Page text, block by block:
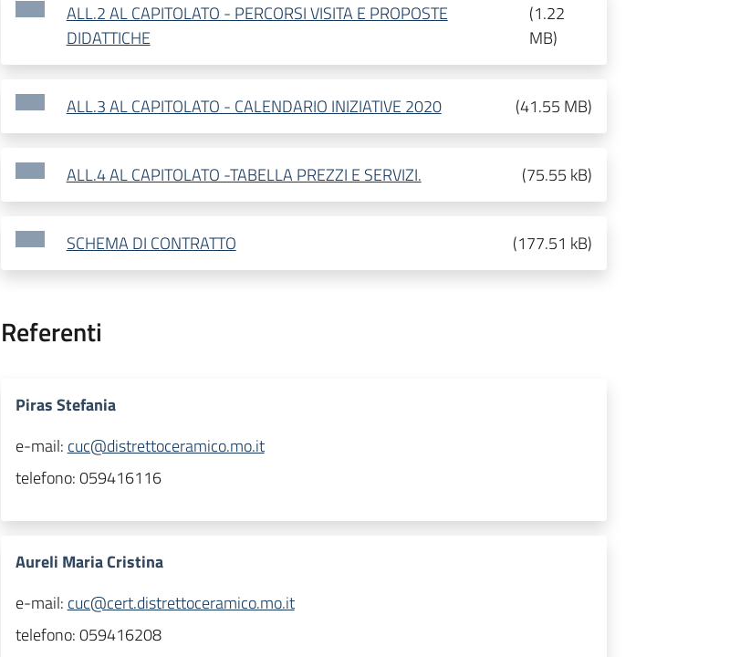
ALL.2 AL CAPITOLATO - PERCORSI VISITA E PROPOSTE
DIDATTICHE
(1.22
MB)
ALL.3 AL CAPITOLATO - CALENDARIO INIZIATIVE 2020 (41.55 MB)
ALL.4 AL CAPITOLATO -TABELLA PREZZI E SERVIZI. (75.55 kB)
SCHEMA DI CONTRATTO (177.51 kB)
Referenti
Piras Stefania
e-mail: cuc@distrettoceramico.mo.it
telefono:059416116
Aureli Maria Cristina
e-mail: cuc@cert.distrettoceramico.mo.it
telefono:059416208